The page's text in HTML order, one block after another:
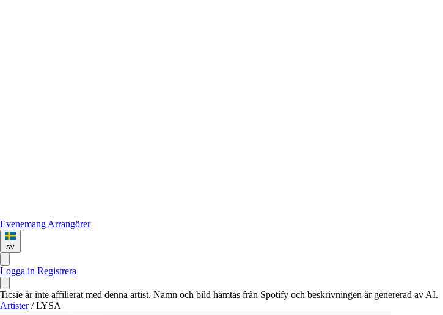
Evenemang Arrangörer
sv
Logga in Registrera
Ticsie är inte affilierat med denna artist. Namn och bild hämtas från Spotify och beskrivningen är genererad av AI.
Artister / LYSA